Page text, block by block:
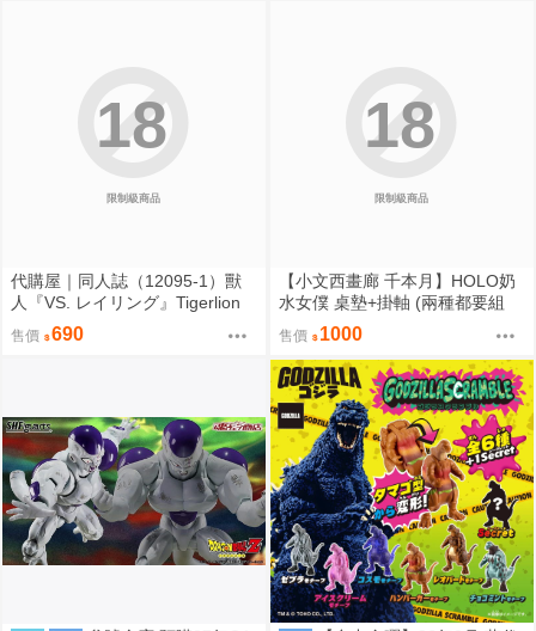
限制級商品
18
代購屋｜同人誌（12095-1）獸
人『VS. レイリング』Tigerlion
Moikana GRRRCOMICS-TG
售價 690
限制級商品
18
【小文西畫廊 千本月】HOLO奶
水女僕 桌墊+掛軸 (兩種都要組
合) 桌墊 滑鼠墊 70*40 掛軸 50*7
0 R18【FF47場前預購】{宅即
門}
售價 1000